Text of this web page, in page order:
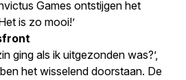
Games ontstijgen het
is zo mooi!’
ging als ik uitgezonden was?’,
het wisselend doorstaan. De